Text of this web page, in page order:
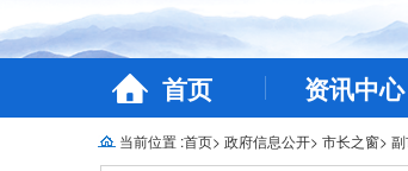
首页 资讯中心
当前位置 :首页> 政府信息公开> 市长之窗>